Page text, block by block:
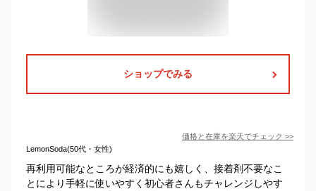
ショップでみる
価格と在庫を楽天でチェック >>
LemonSoda(50代・女性)
再利用可能なところが経済的にも嬉しく、接着剤不要なこ
とにより手軽に使いやすく初心者さんもチャレンジしやす